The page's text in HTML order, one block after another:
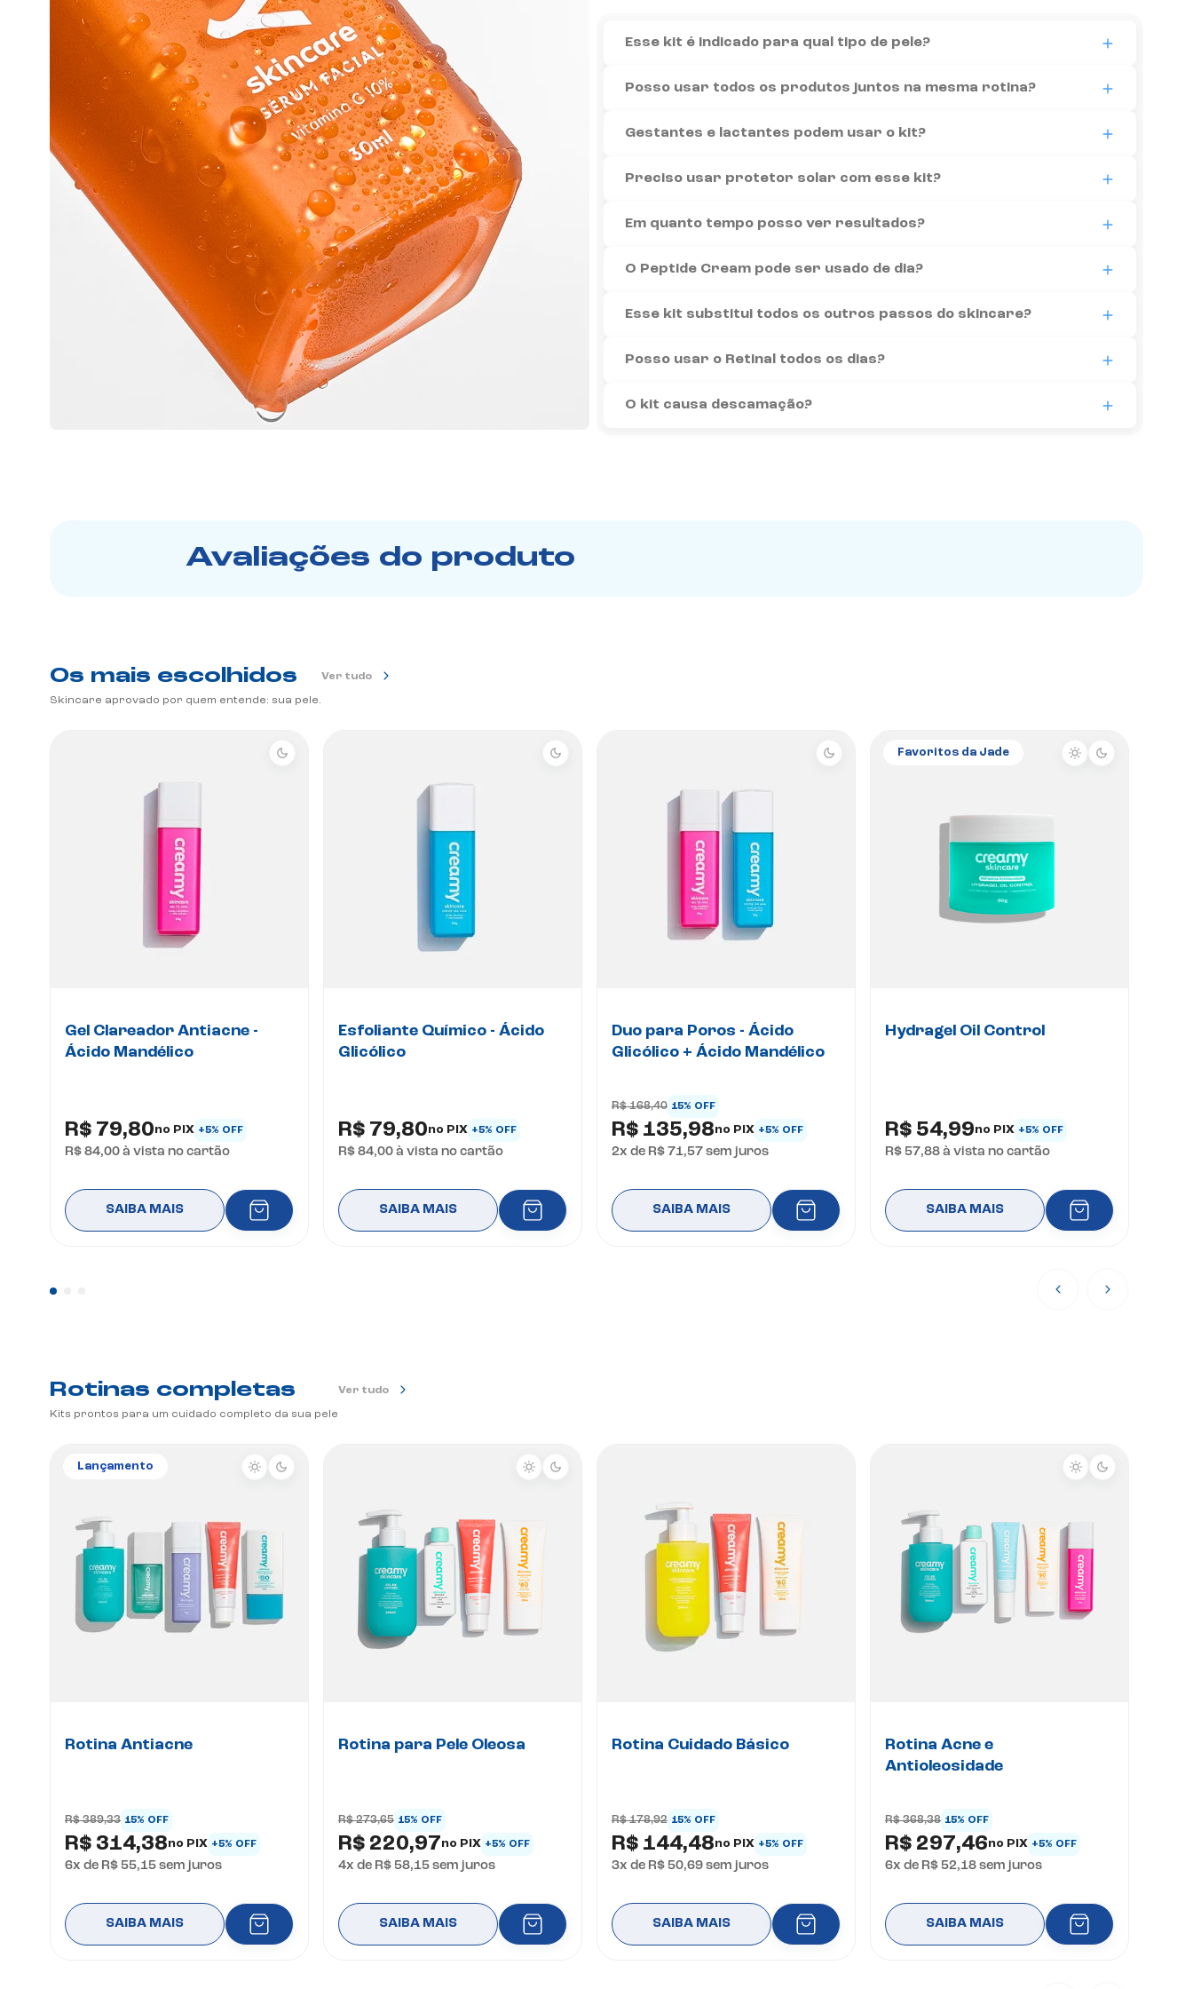
O Sérum Facial Retinal é um retinoide anti-idade que atua no aceleramento da renovação celular e suaviza linhas finas e rugas. Sua fórmula inteligente também
estimula a produção de colágeno, ajudando a melhorar a firmeza e a textura da pele. Com uso regular, a pele fica mais lisa, uniforme e rejuvenescida.
Esse kit é indicado para qual tipo de pele?
Posso usar todos os produtos juntos na mesma rotina?
Gestantes e lactantes podem usar o kit?
Preciso usar protetor solar com esse kit?
Em quanto tempo posso ver resultados?
O Peptide Cream pode ser usado de dia?
Esse kit substitui todos os outros passos do skincare?
Posso usar o Retinal todos os dias?
O kit causa descamação?
Avaliações do produto
Os mais escolhidos
Skincare aprovado por quem entende: sua pele.
Ver tudo
Gel Clareador Antiacne -
Ácido Mandélico
R$ 79,80no PIX +5% OFF
R$ 84,00 à vista no cartão
SAIBA MAIS
Esfoliante Químico - Ácido
Glicólico
R$ 79,80no PIX +5% OFF
R$ 84,00 à vista no cartão
SAIBA MAIS
Duo para Poros - Ácido
Glicólico + Ácido Mandélico
R$ 168,40 15% OFF
R$ 135,98no PIX +5% OFF
2x de R$ 71,57 sem juros
SAIBA MAIS
Favoritos da Jade
Hydragel Oil Control
R$ 54,99no PIX +5% OFF
R$ 57,88 à vista no cartão
SAIBA MAIS
Rotinas completas
Kits prontos para um cuidado completo da sua pele
Ver tudo
Lançamento
Rotina Antiacne
R$ 389,33 15% OFF
R$ 314,38no PIX +5% OFF
6x de R$ 55,15 sem juros
SAIBA MAIS
Rotina para Pele Oleosa
R$ 273,65 15% OFF
R$ 220,97no PIX +5% OFF
4x de R$ 58,15 sem juros
SAIBA MAIS
Rotina Cuidado Básico
R$ 178,92 15% OFF
R$ 144,48no PIX +5% OFF
3x de R$ 50,69 sem juros
SAIBA MAIS
Rotina Acne e
Antioleosidade
R$ 368,38 15% OFF
R$ 297,46no PIX +5% OFF
6x de R$ 52,18 sem juros
SAIBA MAIS